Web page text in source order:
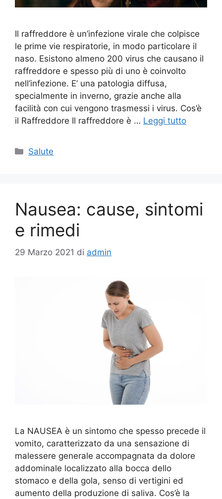
Il raffreddore è un’infezione virale che colpisce
le prime vie respiratorie, in modo particolare il
naso. Esistono almeno 200 virus che causano il
raffreddore e spesso più di uno è coinvolto
nell’infezione. E’ una patologia diffusa,
specialmente in inverno, grazie anche alla
facilità con cui vengono trasmessi i virus. Cos’è
il Raffreddore Il raffreddore è … Leggi tutto
Categorie
Salute
Nausea: cause, sintomi
e rimedi
29 Marzo 2021 di admin
La NAUSEA è un sintomo che spesso precede il
vomito, caratterizzato da una sensazione di
malessere generale accompagnata da dolore
addominale localizzato alla bocca dello
stomaco e della gola, senso di vertigini ed
aumento della produzione di saliva. Cos’è la